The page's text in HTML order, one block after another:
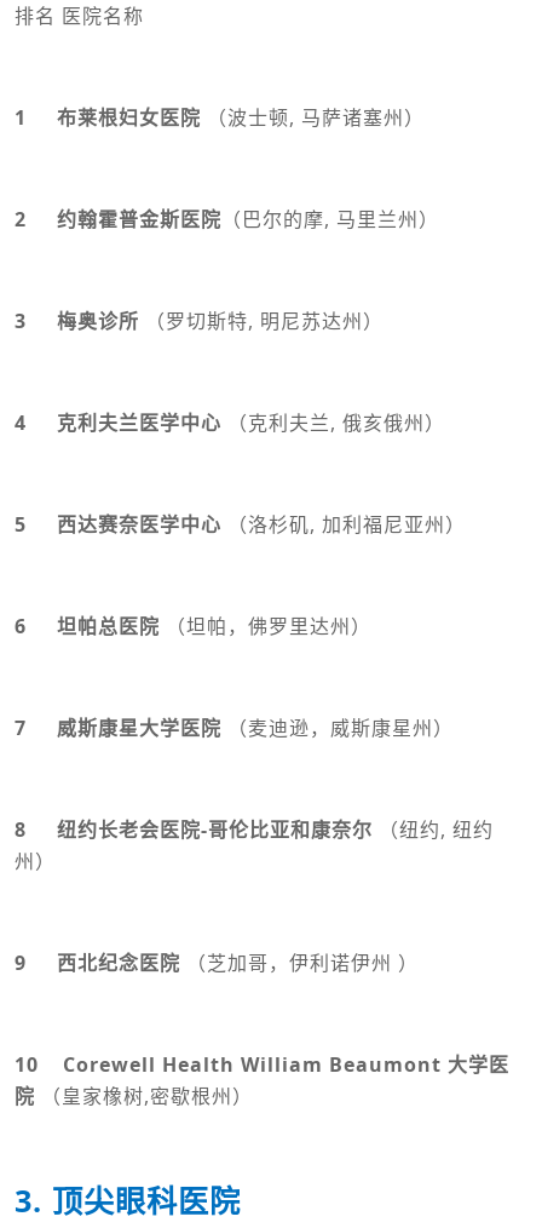
排名 医院名称
1 布莱根妇女医院 （波士顿, 马萨诸塞州）
2 约翰霍普金斯医院 （巴尔的摩, 马里兰州）
3 梅奥诊所 （罗切斯特, 明尼苏达州）
4 克利夫兰医学中心 （克利夫兰, 俄亥俄州）
5 西达赛奈医学中心 （洛杉矶, 加利福尼亚州）
6 坦帕总医院 （坦帕，佛罗里达州）
7 威斯康星大学医院 （麦迪逊，威斯康星州）
8 纽约长老会医院-哥伦比亚和康奈尔 （纽约, 纽约
州）
9 西北纪念医院 （芝加哥，伊利诺伊州 ）
10 Corewell Health William Beaumont 大学医
院 （皇家橡树,密歇根州）
3. 顶尖眼科医院